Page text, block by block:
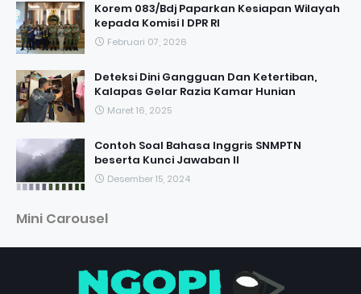
Korem 083/Bdj Paparkan Kesiapan Wilayah
kepada Komisi I DPR RI
Februari 07, 2026
Deteksi Dini Gangguan Dan Ketertiban,
Kalapas Gelar Razia Kamar Hunian
Maret 16, 2025
Contoh Soal Bahasa Inggris SNMPTN
beserta Kunci Jawaban II
Desember 15, 2024
Mini Carousel